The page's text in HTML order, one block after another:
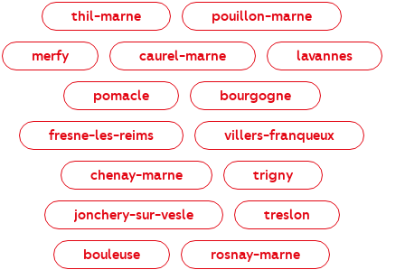
thil-marne pouillon-marne
merfy caurel-marne lavannes
pomacle bourgogne
fresne-les-reims villers-franqueux
chenay-marne trigny
jonchery-sur-vesle treslon
bouleuse rosnay-marne